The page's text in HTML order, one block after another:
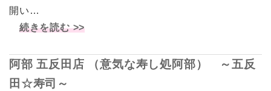
開い…
続きを読む >>
阿部 五反田店 （意気な寿し処阿部） ～五反
田☆寿司～